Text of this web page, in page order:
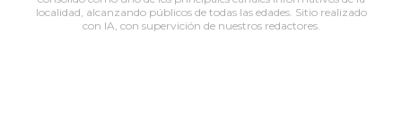
localidad, alcanzando públicos de todas las edades. Sitio realizado
con IA, con supervición de nuestros redactores.